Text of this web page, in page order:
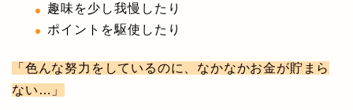
趣味を少し我慢したり
ポイントを駆使したり
「色んな努力をしているのに、なかなかお金が貯まら
ない…」